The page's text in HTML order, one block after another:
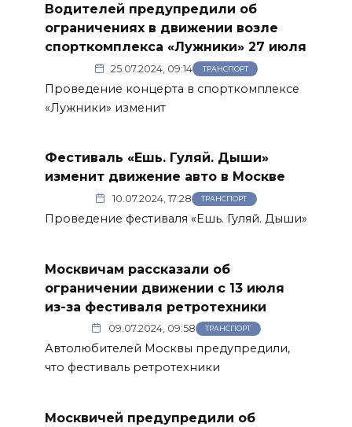
Водителей предупредили об
ограничениях в движении возле
спорткомплекса «Лужники» 27 июля
25.07.2024, 09:14 ТРАНСПОРТ
Проведение концерта в спорткомплексе
«Лужники» изменит
Фестиваль «Ешь. Гуляй. Дыши»
изменит движение авто в Москве
10.07.2024, 17:28 ТРАНСПОРТ
Проведение фестиваля «Ешь. Гуляй. Дыши»
Москвичам рассказали об
ограничении движении с 13 июля
из-за фестиваля ретротехники
09.07.2024, 09:58 ТРАНСПОРТ
Автолюбителей Москвы предупредили,
что фестиваль ретротехники
Москвичей предупредили об